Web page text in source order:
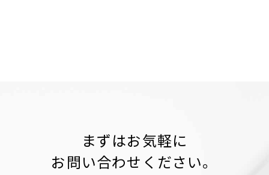
まずはお気軽に
お問い合わせください。